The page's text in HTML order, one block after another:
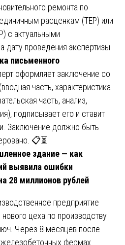
ремонта по
расценкам (ТЕР) или
с актуальными
дату проведения экспертизы.
письменного
оформляет заключение со
часть, характеристика
часть, анализ,
подписывает его и ставит
Заключение должно быть
📋⏳
здание — как
выявила ошибки
28 миллионов рублей
предприятие
цеха по производству
Через 8 месяцев после
железобетонных фермах